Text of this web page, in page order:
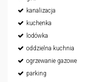
kanalizacja
kuchenka
lodówka
oddzielna kuchnia
ogrzewanie gazowe
parking